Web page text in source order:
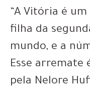
“A Vitória é
filha da
mundo, e a
Esse arremate
pela Nelore